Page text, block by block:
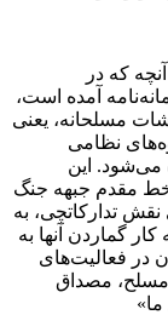
که در
آمده است،
مسلحانه، یعنی
گروه‌های نظامی
می‌شود. این
خط مقدم جبهه جنگ
نقش تدارکاتچی، به
گماردن آنها به
در فعالیت‌های
مصداق